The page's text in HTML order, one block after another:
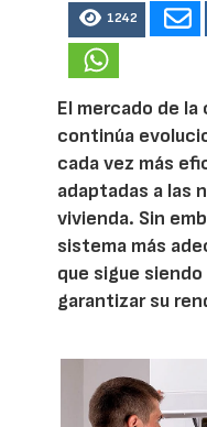
1242
El mercado de
continúa
cada vez más
adaptadas a las
vivienda. Sin
sistema más
que sigue
garantizar su